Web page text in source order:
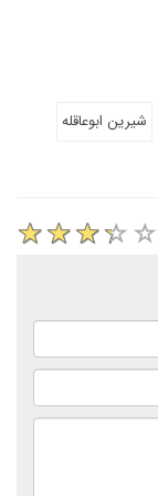
شیرین ابوعاقله